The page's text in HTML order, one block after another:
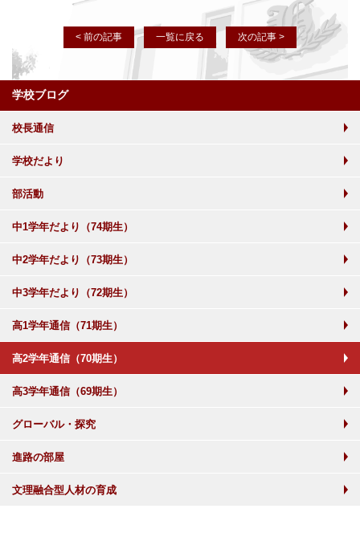
< 前の記事 一覧に戻る 次の記事 >
学校ブログ
校長通信
学校だより
部活動
中1学年だより（74期生）
中2学年だより（73期生）
中3学年だより（72期生）
高1学年通信（71期生）
高2学年通信（70期生）
高3学年通信（69期生）
グローバル・探究
進路の部屋
文理融合型人材の育成